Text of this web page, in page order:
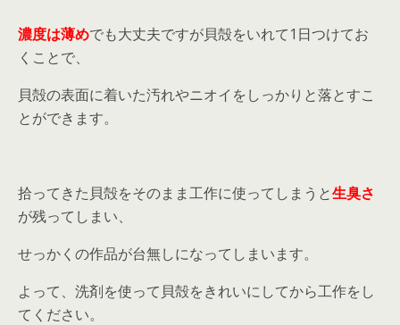
濃度は薄めでも大丈夫ですが貝殻をいれて1日つけてお
くことで、
貝殻の表面に着いた汚れやニオイをしっかりと落とすこ
とができます。
拾ってきた貝殻をそのまま工作に使ってしまうと生臭さ
が残ってしまい、
せっかくの作品が台無しになってしまいます。
よって、洗剤を使って貝殻をきれいにしてから工作をし
てください。